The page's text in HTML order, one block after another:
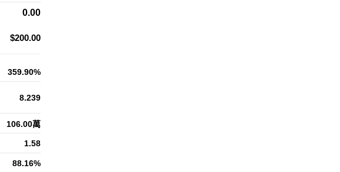
0.00
$200.00
359.90%
8.239
106.00萬
1.58
88.16%